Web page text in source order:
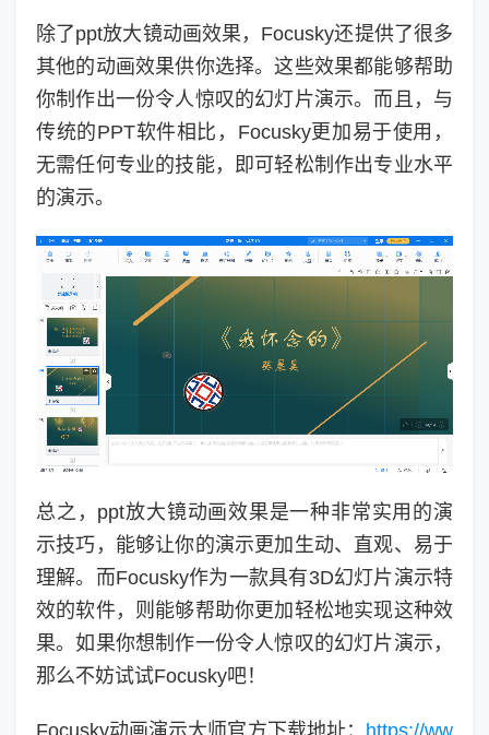
除了ppt放大镜动画效果，Focusky还提供了很多
其他的动画效果供你选择。这些效果都能够帮助
你制作出一份令人惊叹的幻灯片演示。而且，与
传统的PPT软件相比，Focusky更加易于使用，
无需任何专业的技能，即可轻松制作出专业水平
的演示。
总之，ppt放大镜动画效果是一种非常实用的演
示技巧，能够让你的演示更加生动、直观、易于
理解。而Focusky作为一款具有3D幻灯片演示特
效的软件，则能够帮助你更加轻松地实现这种效
果。如果你想制作一份令人惊叹的幻灯片演示，
那么不妨试试Focusky吧！
Focusky动画演示大师官方下载地址： https://ww